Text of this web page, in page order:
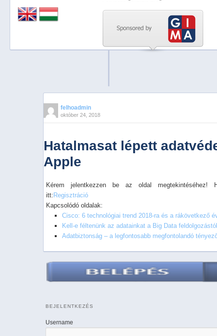
felhoadmin
október 24, 2018
Hatalmasat lépett
Apple
Kérem jelentkezzen be az oldal megtekintéséhez!
itt: Regisztráció
Kapcsolódó oldalak:
Cisco: 6 technológiai trend 2018-ra és a rákövetkező
Kell-e féltenünk az adatainkat a Big Data
Adatbiztonság – a legfontosabb megfontolandó
BEJELENTKEZÉS
Username